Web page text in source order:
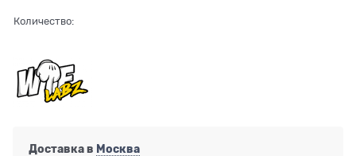
Количество:
Доставка в Москва